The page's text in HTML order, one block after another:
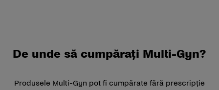
De unde să cumpărați Multi-Gyn?
Produsele Multi-Gyn pot fi cumpărate fără prescripție